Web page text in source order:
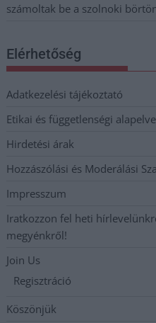
számoltak be a szolnoki
Elérhetőség
Adatkezelési tájékoztató
Etikai és függetlenségi
Hirdetési árak
Hozzászólási és Moderálási
Impresszum
Iratkozzon fel heti
megyénkről!
Join Us
Regisztráció
Köszönjük